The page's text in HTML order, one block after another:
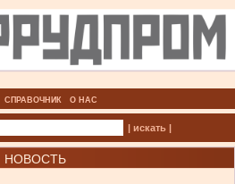
СПРАВОЧНИК О НАС
| искать |
НОВОСТЬ